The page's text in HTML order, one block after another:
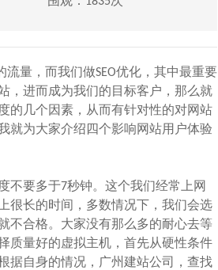
量，而我们做SEO优化，其中最重要
，进而成为我们的目标客户，那么就
的几个因素，从而有针对性的对网站
就为大家介绍四个影响网站用户体验
要多于7秒钟。这个我们经常上网
很长的时间，多数情况下，我们会选
不合格。大家没有那么多的耐心去等
质量好的虚拟主机，首先从硬性条件
据自身的情况，广州建站公司，查找